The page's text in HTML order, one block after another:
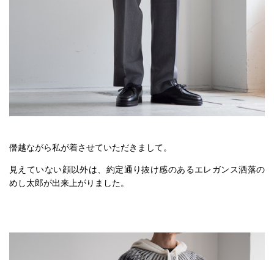
僭越ながら私が着させていただきまして。
見えていない顔以外は、約定通り抜け感のあるエレガンス洒落の
めし太郎が出来上がりました。